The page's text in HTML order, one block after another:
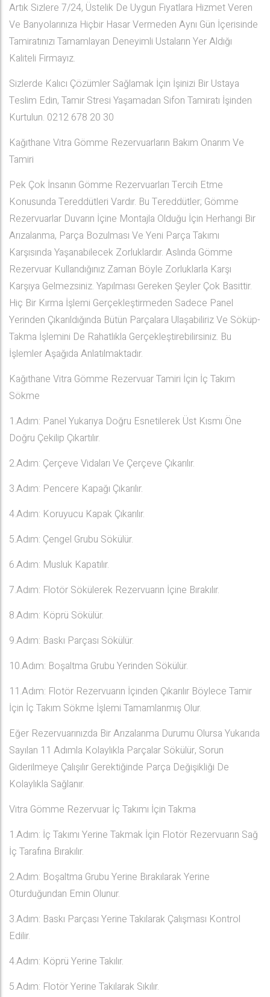
Artık Sizlere 7/24, Üstelik De Uygun Fiyatlara Hizmet Veren
Ve Banyolarınıza Hiçbir Hasar Vermeden Aynı Gün İçerisinde
Tamiratınızı Tamamlayan Deneyimli Ustaların Yer Aldığı
Kaliteli Firmayız.
Sizlerde Kalıcı Çözümler Sağlamak İçin İşinizi Bir Ustaya
Teslim Edin, Tamir Stresi Yaşamadan Sifon Tamiratı İşinden
Kurtulun. 0212 678 20 30
Kağıthane Vitra Gömme Rezervuarların Bakım Onarım Ve
Tamiri
Pek Çok İnsanın Gömme Rezervuarları Tercih Etme
Konusunda Tereddütleri Vardır. Bu Tereddütler; Gömme
Rezervuarlar Duvarın İçine Montajla Olduğu İçin Herhangi Bir
Arızalanma, Parça Bozulması Ve Yeni Parça Takımı
Karşısında Yaşanabilecek Zorluklardır. Aslında Gömme
Rezervuar Kullandığınız Zaman Böyle Zorluklarla Karşı
Karşıya Gelmezsiniz. Yapılması Gereken Şeyler Çok Basittir.
Hiç Bir Kırma İşlemi Gerçekleştirmeden Sadece Panel
Yerinden Çıkarıldığında Bütün Parçalara Ulaşabiliriz Ve Söküp-
Takma İşlemini De Rahatlıkla Gerçekleştirebilirsiniz. Bu
İşlemler Aşağıda Anlatılmaktadır.
Kağıthane Vitra Gömme Rezervuar Tamiri İçin İç Takım
Sökme
1.Adım: Panel Yukarıya Doğru Esnetilerek Üst Kısmı Öne
Doğru Çekilip Çıkartılır.
2.Adım: Çerçeve Vidaları Ve Çerçeve Çıkarılır.
3.Adım: Pencere Kapağı Çıkarılır.
4.Adım: Koruyucu Kapak Çıkarılır.
5.Adım: Çengel Grubu Sökülür.
6.Adım: Musluk Kapatılır.
7.Adım: Flotör Sökülerek Rezervuarın İçine Bırakılır.
8.Adım: Köprü Sökülür.
9.Adım: Baskı Parçası Sökülür.
10.Adım: Boşaltma Grubu Yerinden Sökülür.
11.Adım: Flotör Rezervuarın İçinden Çıkarılır Böylece Tamir
İçin İç Takım Sökme İşlemi Tamamlanmış Olur.
Eğer Rezervuarınızda Bir Arızalanma Durumu Olursa Yukarıda
Sayılan 11 Adımla Kolaylıkla Parçalar Sökülür, Sorun
Giderilmeye Çalışılır Gerektiğinde Parça Değişikliği De
Kolaylıkla Sağlanır.
Vitra Gömme Rezervuar İç Takımı İçin Takma
1.Adım: İç Takımı Yerine Takmak İçin Flotör Rezervuarın Sağ
İç Tarafına Bırakılır.
2.Adım: Boşaltma Grubu Yerine Bırakılarak Yerine
Oturduğundan Emin Olunur.
3.Adım: Baskı Parçası Yerine Takılarak Çalışması Kontrol
Edilir.
4.Adım: Köprü Yerine Takılır.
5.Adım: Flotör Yerine Takılarak Sıkılır.